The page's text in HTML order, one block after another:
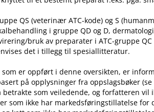
QS (veterinær ATC-kode) og S
i gruppe QD og D,
​bruk av preparater i ATC-gruppe QC
det i tillegg til spesiallitteratur.
er oppført i denne oversikten, er
på opplysninger fra oppslagsbøker
som veiledende, og forfatteren vil
som ikke har markedsføringstillatelse for